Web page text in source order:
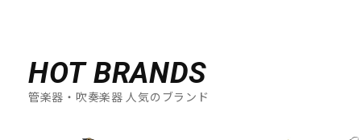
HOT BRANDS
管楽器・吹奏楽器 人気のブランド